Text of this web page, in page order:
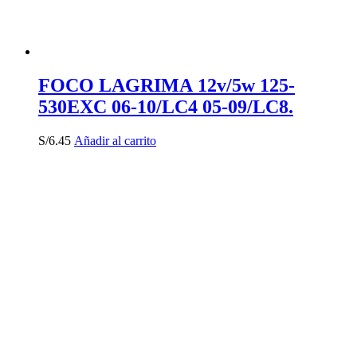
FOCO LAGRIMA 12v/5w 125-
530EXC 06-10/LC4 05-09/LC8.
S/6.45 Añadir al carrito